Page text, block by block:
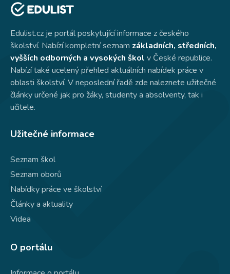
Edulist.cz je portál poskytující informace z českého
školství. Nabízí kompletní seznam základních, středních,
vyšších odborných a vysokých škol v České republice.
Nabízí také ucelený přehled aktuálních nabídek práce v
oblasti školství. V neposlední řadě zde naleznete užitečné
články určené jak pro žáky, studenty a absolventy, tak i
učitele.
Užitečné informace
Seznam škol
Seznam oborů
Nabídky práce ve školství
Články a aktuality
Videa
O portálu